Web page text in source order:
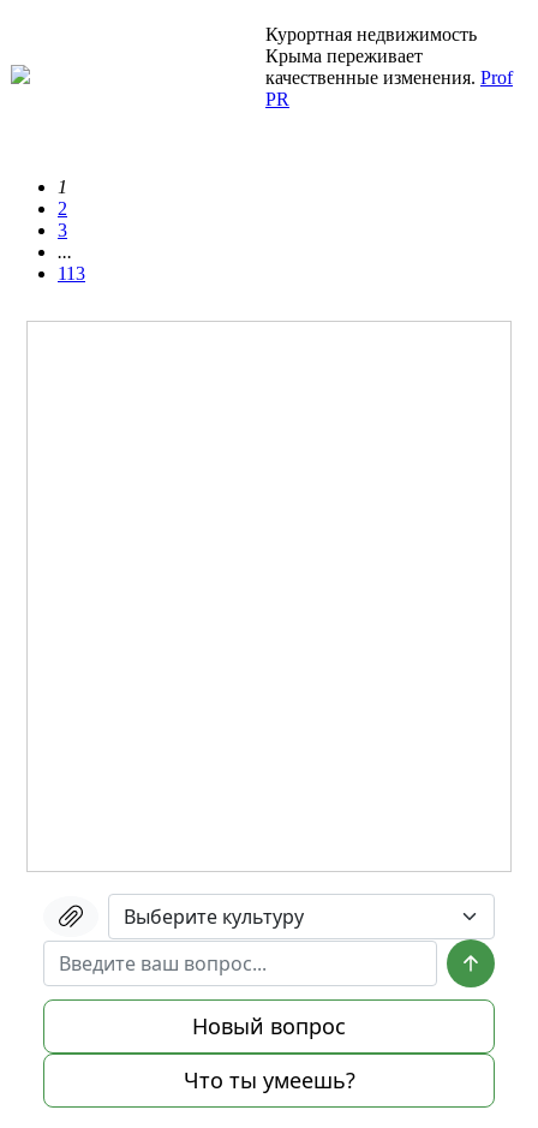
Курортная недвижимость
Крыма переживает
качественные изменения. Prof
PR
1
2
3
...
113